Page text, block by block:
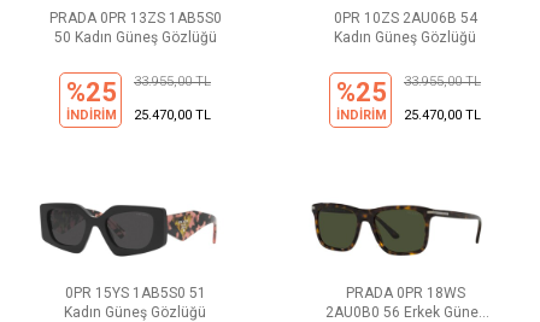
PRADA 0PR 13ZS 1AB5S0
50 Kadın Güneş Gözlüğü
%25
İNDİRİM
33.955,00 TL
25.470,00 TL
0PR 10ZS 2AU06B 54
Kadın Güneş Gözlüğü
%25
İNDİRİM
33.955,00 TL
25.470,00 TL
0PR 15YS 1AB5S0 51
Kadın Güneş Gözlüğü
PRADA 0PR 18WS
2AU0B0 56 Erkek Güneş